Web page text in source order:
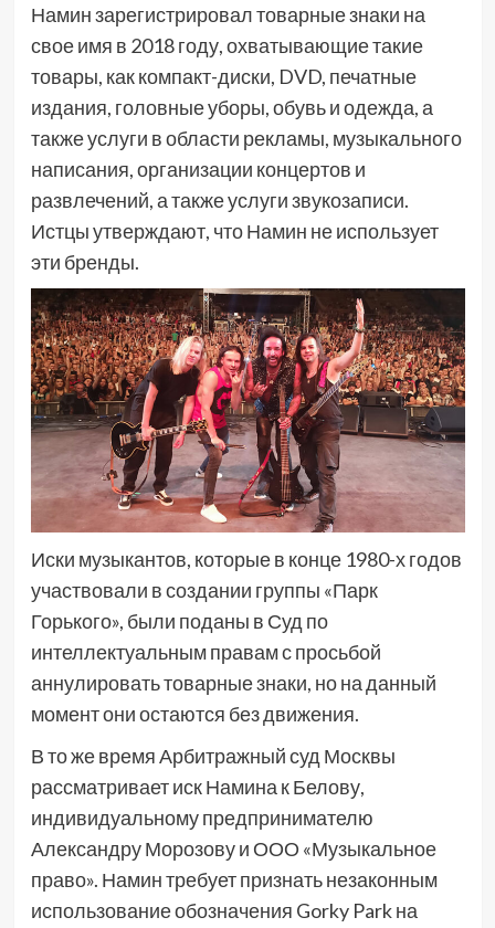
Намин зарегистрировал товарные знаки на
свое имя в 2018 году, охватывающие такие
товары, как компакт-диски, DVD, печатные
издания, головные уборы, обувь и одежда, а
также услуги в области рекламы, музыкального
написания, организации концертов и
развлечений, а также услуги звукозаписи.
Истцы утверждают, что Намин не использует
эти бренды.
Иски музыкантов, которые в конце 1980-х годов
участвовали в создании группы «Парк
Горького», были поданы в Суд по
интеллектуальным правам с просьбой
аннулировать товарные знаки, но на данный
момент они остаются без движения.
В то же время Арбитражный суд Москвы
рассматривает иск Намина к Белову,
индивидуальному предпринимателю
Александру Морозову и ООО «Музыкальное
право». Намин требует признать незаконным
использование обозначения Gorky Park на